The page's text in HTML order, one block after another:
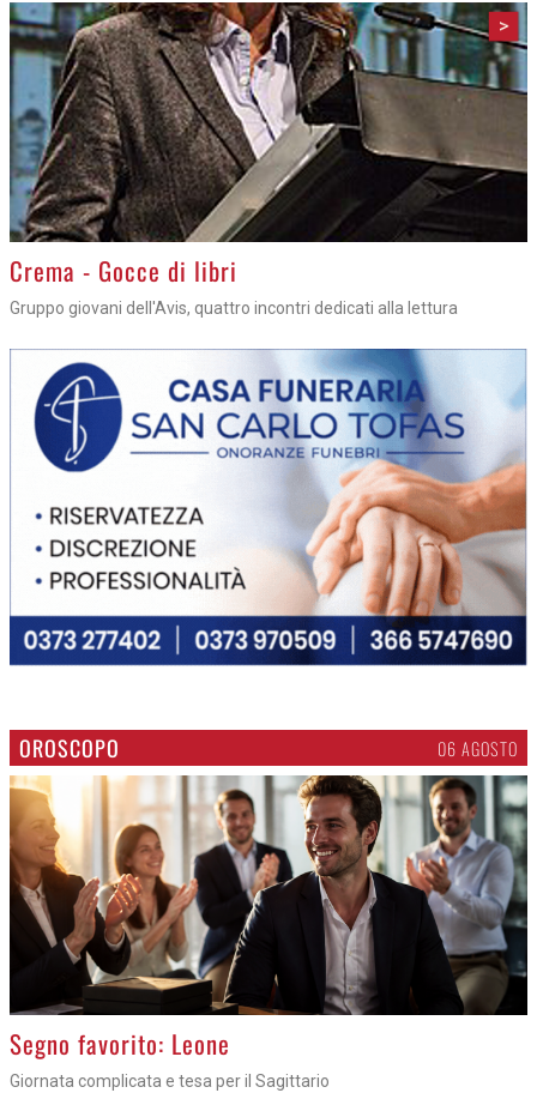
>
Crema - Gocce di libri
Gruppo giovani dell'Avis, quattro incontri dedicati alla lettura
OROSCOPO 06 AGOSTO
>
Segno favorito: Leone
Giornata complicata e tesa per il Sagittario